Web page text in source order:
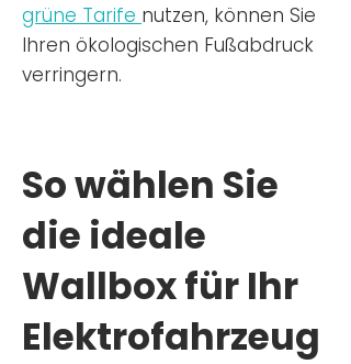
grüne Tarife nutzen, können Sie
Ihren ökologischen Fußabdruck
verringern.
So wählen Sie
die ideale
Wallbox für Ihr
Elektrofahrzeug